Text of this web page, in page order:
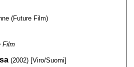
(Future Film)
Film
(2002) [Viro/Suomi]